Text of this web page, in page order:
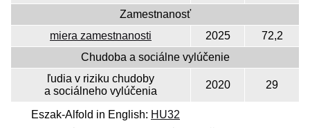
Zamestnanosť
miera zamestnanosti
2025
72,2
Chudoba a sociálne vylúčenie
ľudia v riziku chudoby
a sociálneho vylúčenia
2020 29
Eszak-Alfold in English: HU32